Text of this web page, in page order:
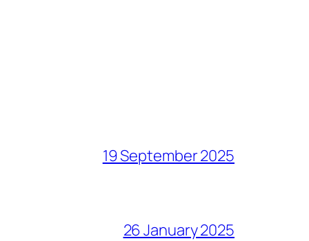
19 September 2025
26 January 2025